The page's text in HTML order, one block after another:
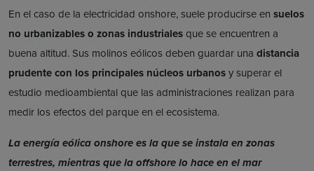
En el caso de la electricidad onshore, suele producirse en suelos
no urbanizables o zonas industrialesque se encuentren a
buena altitud. Sus molinos eólicos deben guardar una distancia
prudente con los principales núcleos urbanosy superar el
estudio medioambiental que las administraciones realizan para
medir los efectos del parque en el ecosistema.
La energía eólica onshore es la que se instala en zonas
terrestres, mientras que la offshore lo hace en el mar